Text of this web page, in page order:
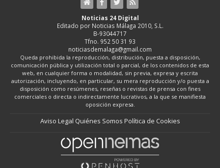
Noticias 24 Digital
Editado por Noticias Málaga 2010, S.L.
B-93044717
Tfno. 952 50 31 93
noticiasdemalaga@gmail.com
Queda prohibida la reproducción, distribución, puesta a disposición,
comunicación pública y utilización total o parcial, de los contenidos de esta
web, en cualquier forma o modalidad, sin previa, expresa y escrita
autorización, incluyendo, en particular, su mera reproducción y/o puesta a
disposición como resúmenes, reseñas o revistas de prensa con fines
comerciales o directa o indirectamente lucrativos, a la que se manifiesta
oposición expresa.
Aviso Legal Quiénes Somos Política de Cookies